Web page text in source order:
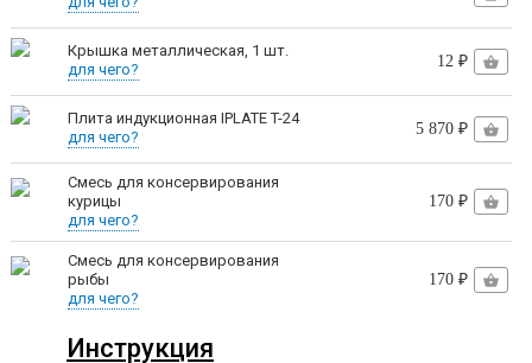
Выберите режим работы: на пару или воду. Для
режима «на воде» заполните автоклав водой
доверху, для режима «на пару» — до нижнего
уровня банок.
Разместите банки в автоклаве.
Закройте крышку, оставив воздухоотводный
клапан открытым, и поставьте аппарат на нагрев.
Начните нагрев. При достижении 80-90°C закройте
воздухоотводный клапан.
Крышка металлическая, 1 шт.
для чего?
12 ₽
Плита индукционная IPLATE T-24
для чего?
5 870 ₽
Смесь для консервирования
курицы
для чего?
170 ₽
Смесь для консервирования
рыбы
для чего?
170 ₽
Инструкция